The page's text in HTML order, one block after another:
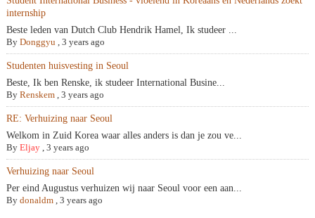
internship
Beste leden van Dutch Club Hendrik Hamel, Ik studeer ...
By Donggyu , 3 years ago
Studenten huisvesting in Seoul
Beste, Ik ben Renske, ik studeer International Busine...
By Renskem , 3 years ago
RE: Verhuizing naar Seoul
Welkom in Zuid Korea waar alles anders is dan je zou ve...
By Eljay , 3 years ago
Verhuizing naar Seoul
Per eind Augustus verhuizen wij naar Seoul voor een aan...
By donaldm , 3 years ago